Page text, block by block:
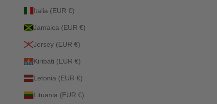
Italia (EUR €)
Jamaica (EUR €)
Jersey (EUR €)
Kiribati (EUR €)
Letonia (EUR €)
Lituania (EUR €)